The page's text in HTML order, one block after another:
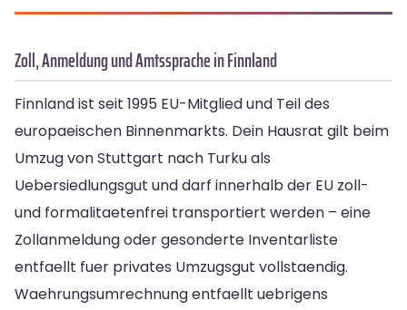
Zoll, Anmeldung und Amtssprache in Finnland
Finnland ist seit 1995 EU-Mitglied und Teil des
europaeischen Binnenmarkts. Dein Hausrat gilt beim
Umzug von Stuttgart nach Turku als
Uebersiedlungsgut und darf innerhalb der EU zoll-
und formalitaetenfrei transportiert werden – eine
Zollanmeldung oder gesonderte Inventarliste
entfaellt fuer privates Umzugsgut vollstaendig.
Waehrungsumrechnung entfaellt uebrigens